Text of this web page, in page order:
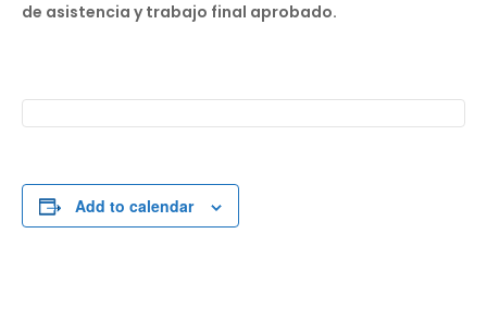
de asistencia y trabajo final aprobado.
Add to calendar